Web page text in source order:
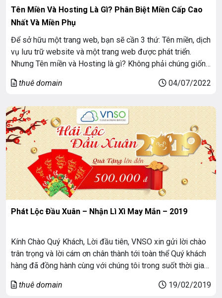
Tên Miền Và Hosting Là Gì? Phân Biệt Miền Cấp Cao
Nhất Và Miền Phụ
Để sở hữu một trang web, bạn sẽ cần 3 thứ: Tên miền, dịch
vụ lưu trữ website và một trang web được phát triển.
Nhưng Tên miền và Hosting là gì? Không phải chúng giống
biệt của chúng trước khi chuyển […]
thuê domain 04/07/2022
Phát Lộc Đầu Xuân – Nhận Lì Xì May Mắn – 2019
Kính Chào Quý Khách, Lời đầu tiên, VNSO xin gửi lời chào
trân trọng và lời cám ơn chân thành tới toàn thể Quý khách
hàng đã đồng hành cùng với chúng tôi trong suốt thời gian
những ngày đầu năm VNSO xin trân […]
thuê domain 19/02/2019